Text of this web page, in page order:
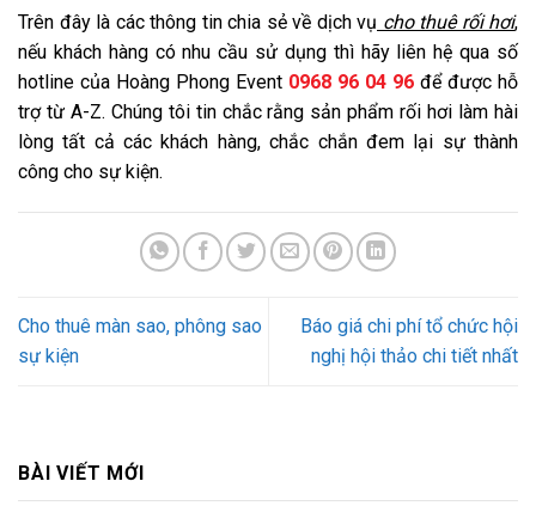
Trên đây là các thông tin chia sẻ về dịch vụ cho thuê rối hơi,
nếu khách hàng có nhu cầu sử dụng thì hãy liên hệ qua số
hotline của Hoàng Phong Event 0968 96 04 96 để được hỗ
trợ từ A-Z. Chúng tôi tin chắc rằng sản phẩm rối hơi làm hài
lòng tất cả các khách hàng, chắc chắn đem lại sự thành
công cho sự kiện.
Cho thuê màn sao, phông sao
sự kiện
Báo giá chi phí tổ chức hội
nghị hội thảo chi tiết nhất
BÀI VIẾT MỚI